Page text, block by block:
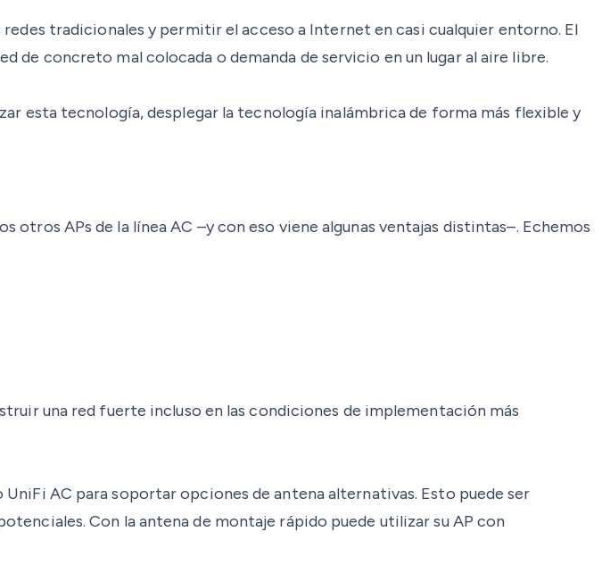
tradicionales y permitir el acceso a Internet en casi cualquier entorno. El
de concreto mal colocada o demanda de servicio en un lugar al aire libre.
esta tecnología, desplegar la tecnología inalámbrica de forma más flexible y
APs de la línea AC –y con eso viene algunas ventajas distintas–. Echemos
una red fuerte incluso en las condiciones de implementación más
AC para soportar opciones de antena alternativas. Esto puede ser
Con la antena de montaje rápido puede utilizar su AP con